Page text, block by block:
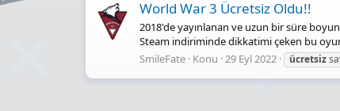
World War 3 Ücretsiz Oldu!!
2018'de yayınlanan ve uzun bir süre
Steam indiriminde dikkatimi çeken bu
SmileFate Konu 29 Eyl 2022 ücretsiz